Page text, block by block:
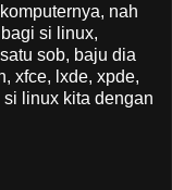
nah
si linux,
sob, baju dia
xfce, lxde, xpde,
linux kita dengan